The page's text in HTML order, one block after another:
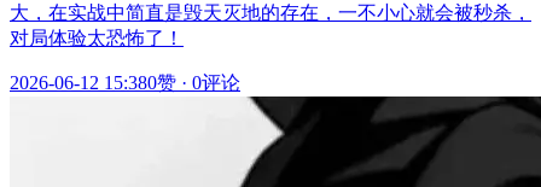
大，在实战中简直是毁天灭地的存在，一不小心就会被秒杀，
对局体验太恐怖了！
2026-06-12 15:380赞 · 0评论